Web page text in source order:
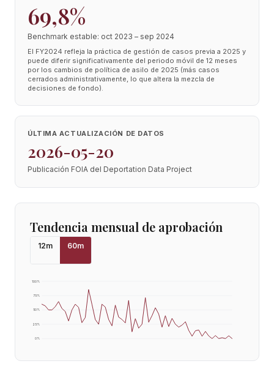
69,8%
Benchmark estable: oct 2023 – sep 2024
El FY2024 refleja la práctica de gestión de casos previa a 2025 y
puede diferir significativamente del periodo móvil de 12 meses
por los cambios de política de asilo de 2025 (más casos
cerrados administrativamente, lo que altera la mezcla de
decisiones de fondo).
ÚLTIMA ACTUALIZACIÓN DE DATOS
2026-05-20
Publicación FOIA del Deportation Data Project
Tendencia mensual de aprobación
12m 60m
0%
25%
50%
75%
100%